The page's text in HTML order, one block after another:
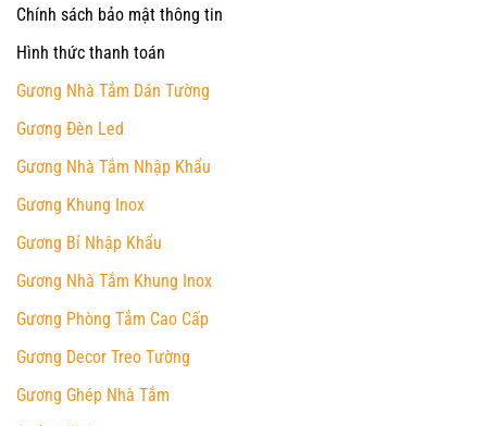
Chính sách bảo mật thông tin
Hình thức thanh toán
Gương Nhà Tắm Dán Tường
Gương Đèn Led
Gương Nhà Tắm Nhập Khẩu
Gương Khung Inox
Gương Bỉ Nhập Khẩu
Gương Nhà Tắm Khung Inox
Gương Phòng Tắm Cao Cấp
Gương Decor Treo Tường
Gương Ghép Nhà Tắm